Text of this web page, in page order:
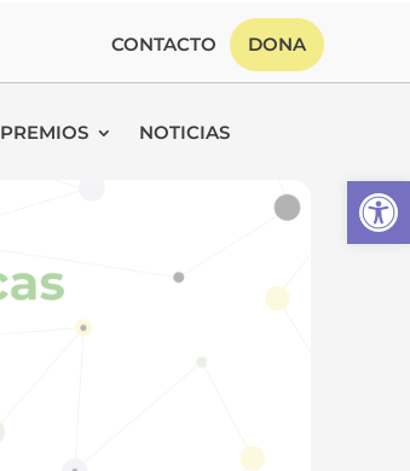
CONTACTO DONA
PREMIOS NOTICIAS